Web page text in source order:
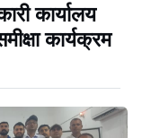
कार्यालय
कार्यक्रम